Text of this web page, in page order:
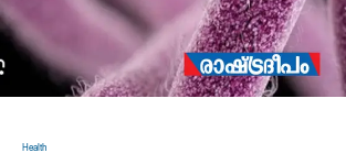
Health